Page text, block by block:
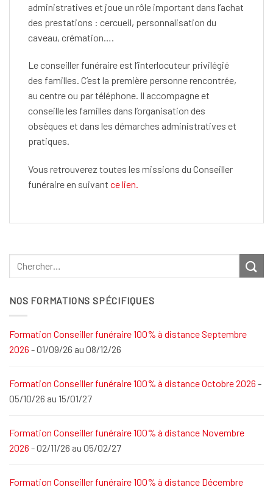
administratives et joue un rôle important dans l’achat
des prestations : cercueil, personnalisation du
caveau, crémation….
Le conseiller funéraire est l’interlocuteur privilégié
des familles. C’est la première personne rencontrée,
au centre ou par téléphone. Il accompagne et
conseille les familles dans l’organisation des
obsèques et dans les démarches administratives et
pratiques.
Vous retrouverez toutes les missions du Conseiller
funéraire en suivant ce lien.
NOS FORMATIONS SPÉCIFIQUES
Formation Conseiller funéraire 100% à distance Septembre
2026 - 01/09/26 au 08/12/26
Formation Conseiller funéraire 100% à distance Octobre 2026 -
05/10/26 au 15/01/27
Formation Conseiller funéraire 100% à distance Novembre
2026 - 02/11/26 au 05/02/27
Formation Conseiller funéraire 100% à distance Décembre